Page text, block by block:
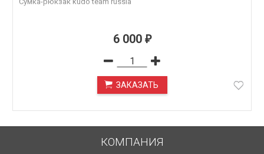
6 000 ₽
ЗАКАЗАТЬ
КОМПАНИЯ